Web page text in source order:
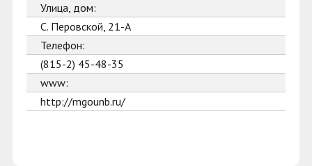
Улица, дом:
С. Перовской, 21-А
Телефон:
(815-2) 45-48-35
www:
http://mgounb.ru/